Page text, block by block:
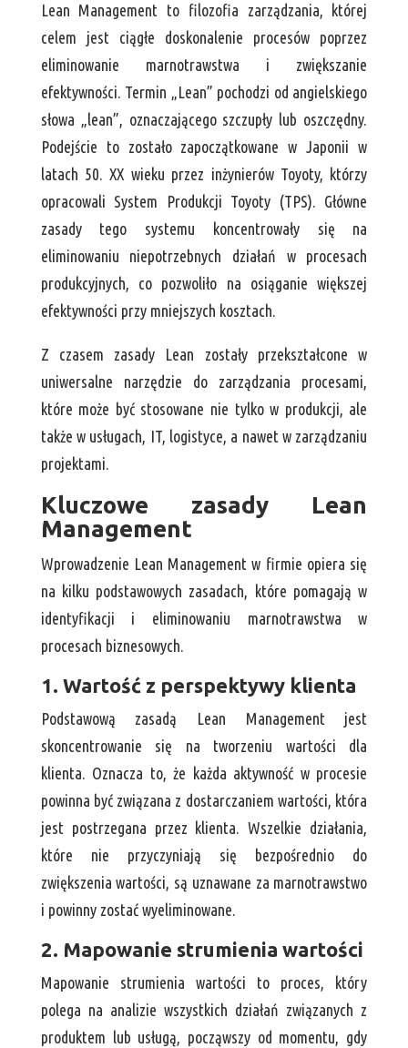
Lean Management to filozofia zarządzania, której
celem jest ciągłe doskonalenie procesów poprzez
eliminowanie marnotrawstwa i zwiększanie
efektywności. Termin „Lean” pochodzi od angielskiego
słowa „lean”, oznaczającego szczupły lub oszczędny.
Podejście to zostało zapoczątkowane w Japonii w
latach 50. XX wieku przez inżynierów Toyoty, którzy
opracowali System Produkcji Toyoty (TPS). Główne
zasady tego systemu koncentrowały się na
eliminowaniu niepotrzebnych działań w procesach
produkcyjnych, co pozwoliło na osiąganie większej
efektywności przy mniejszych kosztach.
Z czasem zasady Lean zostały przekształcone w
uniwersalne narzędzie do zarządzania procesami,
które może być stosowane nie tylko w produkcji, ale
także w usługach, IT, logistyce, a nawet w zarządzaniu
projektami.
Kluczowe zasady Lean
Management
Wprowadzenie Lean Management w firmie opiera się
na kilku podstawowych zasadach, które pomagają w
identyfikacji i eliminowaniu marnotrawstwa w
procesach biznesowych.
1. Wartość z perspektywy klienta
Podstawową zasadą Lean Management jest
skoncentrowanie się na tworzeniu wartości dla
klienta. Oznacza to, że każda aktywność w procesie
powinna być związana z dostarczaniem wartości, która
jest postrzegana przez klienta. Wszelkie działania,
które nie przyczyniają się bezpośrednio do
zwiększenia wartości, są uznawane za marnotrawstwo
i powinny zostać wyeliminowane.
2. Mapowanie strumienia wartości
Mapowanie strumienia wartości to proces, który
polega na analizie wszystkich działań związanych z
produktem lub usługą, począwszy od momentu, gdy